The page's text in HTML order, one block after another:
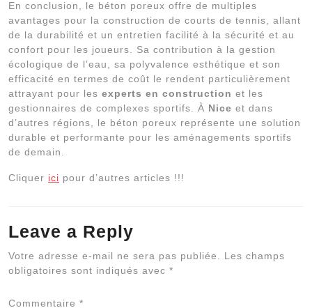
En conclusion, le béton poreux offre de multiples
avantages pour la construction de courts de tennis, allant
de la durabilité et un entretien facilité à la sécurité et au
confort pour les joueurs. Sa contribution à la gestion
écologique de l’eau, sa polyvalence esthétique et son
efficacité en termes de coût le rendent particulièrement
attrayant pour les experts en construction et les
gestionnaires de complexes sportifs. À Nice et dans
d’autres régions, le béton poreux représente une solution
durable et performante pour les aménagements sportifs
de demain.
Cliquer ici pour d’autres articles !!!
Leave a Reply
Votre adresse e-mail ne sera pas publiée.
Les champs
obligatoires sont indiqués avec *
Commentaire *